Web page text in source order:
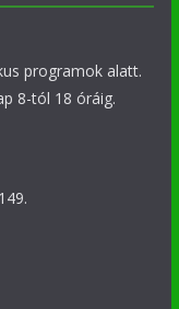
programok alatt.
8-tól 18 óráig.